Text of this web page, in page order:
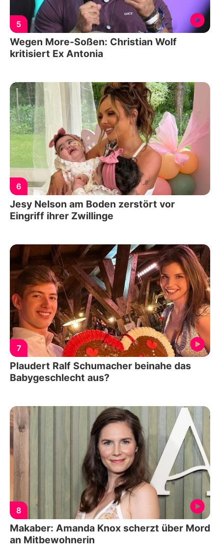
5
Wegen More-Soßen: Christian Wolf
kritisiert Ex Antonia
6
Jesy Nelson am Boden zerstört vor
Eingriff ihrer Zwillinge
7
Plaudert Ralf Schumacher beinahe das
Babygeschlecht aus?
8
Makaber: Amanda Knox scherzt über Mord
an Mitbewohnerin